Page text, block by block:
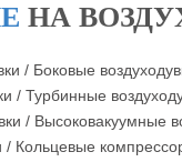
НА
/ Боковые
/ Турбинные
/ Высоковакуумные
/ Кольцевые